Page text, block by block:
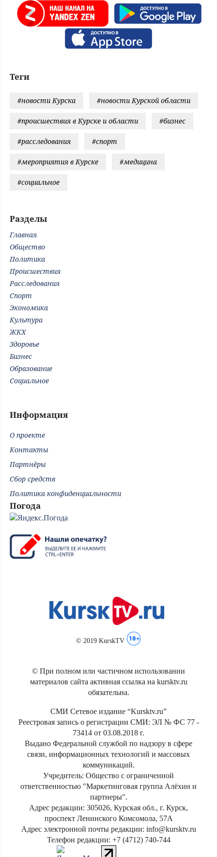
Теги
#новости Курска #новости Курской области
#происшествия в Курске и области #бизнес
#расследования #спорт
#мероприятия в Курске #медицина
#социальное
Разделы
Главная
Общество
Политика
Происшествия
Расследования
Спорт
Экономика
Культура
ЖКХ
Здоровье
Бизнес
Образование
Социальное
Информация
О проекте
Контакты
Партнёры
Сбор средств
Политика конфиденциальности
Погода
© 2019 KurskTV
© При полном или частичном использовании
материалов сайта активная ссылка на kursktv.ru
обязательна.
СМИ Сетевое издание “Kursktv.ru”
Реестровая запись о регистрации СМИ: ЭЛ № ФС 77 -
73414 от 03.08.2018 г.
Выдано Федеральной службой по надзору в сфере
связи, информационных технологий и массовых
коммуникаций.
Учредитель: Общество с ограниченной
ответственностью "Маркетинговая группа Алёхин и
партнеры".
Адрес редакции: 305026, Курская обл., г. Курск,
проспект Ленинского Комсомола, 57А
Адрес электронной почты редакции: info@kursktv.ru
Телефон редакции: +7 (4712) 740-744